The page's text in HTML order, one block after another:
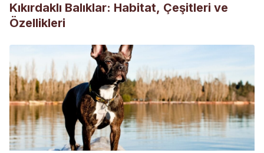
Kıkırdaklı Balıklar: Habitat, Çeşitleri ve
Özellikleri